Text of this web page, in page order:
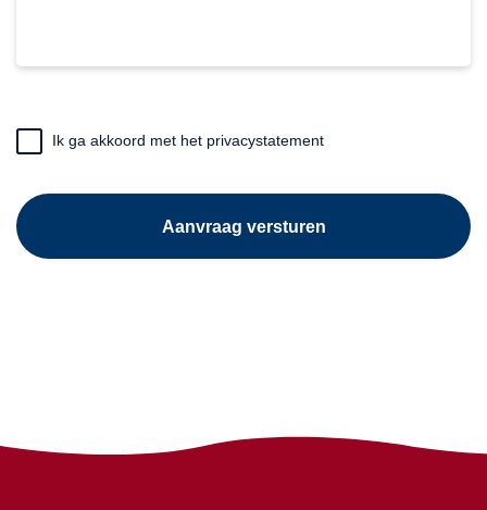
(Vereist)Ik ga akkoord met het privacystatement